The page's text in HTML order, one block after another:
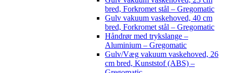
bred, Forkromet stål – Gregomatic
Gulv vakuum vaskehoved, 40 cm
bred, Forkromet stål – Gregomatic
Håndrør med trykslange –
Aluminium – Gregomatic
Gulv/Væg vakuum vaskehoved, 26
cm bred, Kunststof (ABS) –